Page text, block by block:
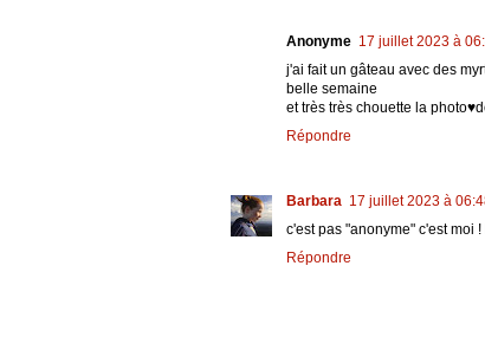
Anonyme 17 juillet 2023 à
j'ai fait un gâteau avec des
belle semaine
et très très chouette la
Répondre
Barbara 17 juillet 2023 à
c'est pas "anonyme" c'est moi
Répondre